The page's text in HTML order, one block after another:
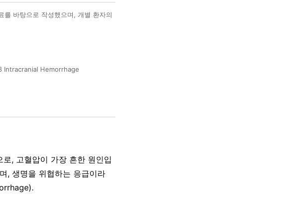
를 바탕으로 작성했으며, 개별 환자의
Hemorrhage
, 고혈압이 가장 흔한 원인입
, 생명을 위협하는 응급이라